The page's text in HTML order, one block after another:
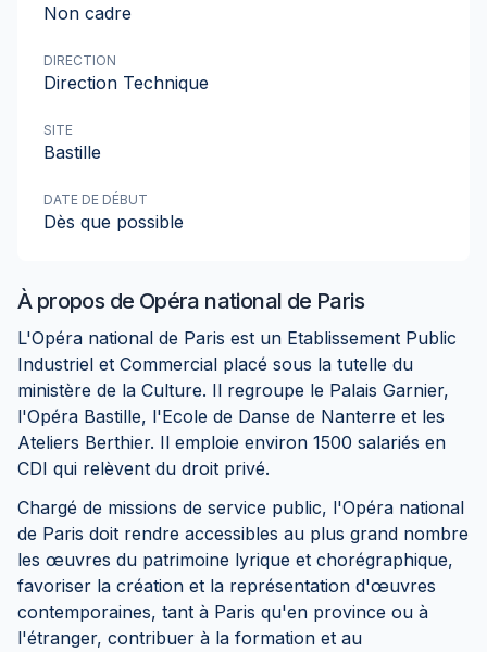
À propos de Opéra national de Paris
L'Opéra national de Paris est un Etablissement Public
Industriel et Commercial placé sous la tutelle du
ministère de la Culture. Il regroupe le Palais Garnier,
l'Opéra Bastille, l'Ecole de Danse de Nanterre et les
Ateliers Berthier. Il emploie environ 1500 salariés en
CDI qui relèvent du droit privé.
Chargé de missions de service public, l'Opéra national
de Paris doit rendre accessibles au plus grand nombre
les œuvres du patrimoine lyrique et chorégraphique,
favoriser la création et la représentation d'œuvres
contemporaines, tant à Paris qu'en province ou à
l'étranger, contribuer à la formation et au
Non cadre
DIRECTION
Direction Technique
SITE
Bastille
DATE DE DÉBUT
Dès que possible